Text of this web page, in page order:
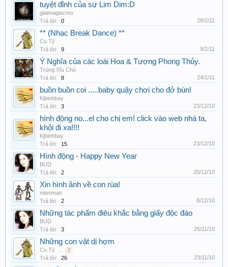
tuyệt đỉnh của sự Lim Dim:D
giaimagiacmo
Trả lời:
0 28/2/11
** (Nhạc Break Dance) **
Cu Tý
Trả lời:
9 9/2/11
Ý Nghĩa của các loài Hoa & Tượng Phong Thủy.
Trúng Xĩu Chủ
Trả lời:
8 24/1/11
buồn buồn coi .....baby quậy chơi cho đở bùn!
Kjbinhbay
Trả lời:
3 23/12/10
hình động no...el cho chị em! click vào web nhà ta,
khỏi đi xa!!!!
Kjbinhbay
Trả lời:
15 23/12/10
Hình động - Happy New Year
BUD
Trả lời:
2 20/12/10
Xin hình ảnh về con rùa!
mienman
Trả lời:
2 8/12/10
Những tác phẩm điêu khắc bằng giấy độc đáo
BUD
Trả lời:
3 25/11/10
Những con vật dị hợm
Cu Tý ... 2
Trả lời: 26 23/11/10